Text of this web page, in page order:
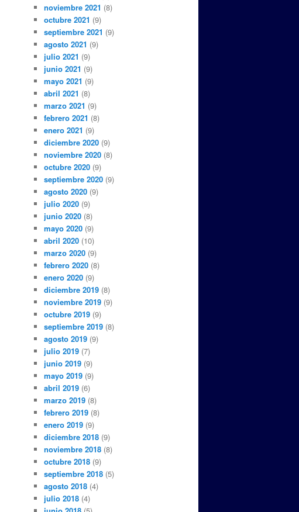
noviembre 2021 (8)
octubre 2021 (9)
septiembre 2021 (9)
agosto 2021 (9)
julio 2021 (9)
junio 2021 (9)
mayo 2021 (9)
abril 2021 (8)
marzo 2021 (9)
febrero 2021 (8)
enero 2021 (9)
diciembre 2020 (9)
noviembre 2020 (8)
octubre 2020 (9)
septiembre 2020 (9)
agosto 2020 (9)
julio 2020 (9)
junio 2020 (8)
mayo 2020 (9)
abril 2020 (10)
marzo 2020 (9)
febrero 2020 (8)
enero 2020 (9)
diciembre 2019 (8)
noviembre 2019 (9)
octubre 2019 (9)
septiembre 2019 (8)
agosto 2019 (9)
julio 2019 (7)
junio 2019 (9)
mayo 2019 (9)
abril 2019 (6)
marzo 2019 (8)
febrero 2019 (8)
enero 2019 (9)
diciembre 2018 (9)
noviembre 2018 (8)
octubre 2018 (9)
septiembre 2018 (5)
agosto 2018 (4)
julio 2018 (4)